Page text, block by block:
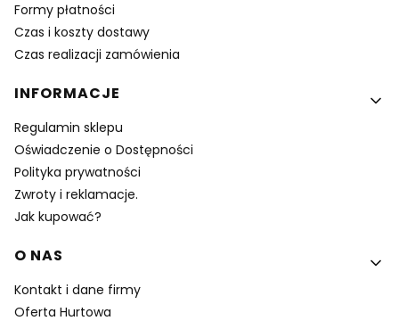
Formy płatności
Czas i koszty dostawy
Czas realizacji zamówienia
INFORMACJE
Regulamin sklepu
Oświadczenie o Dostępności
Polityka prywatności
Zwroty i reklamacje.
Jak kupować?
O NAS
Kontakt i dane firmy
Oferta Hurtowa